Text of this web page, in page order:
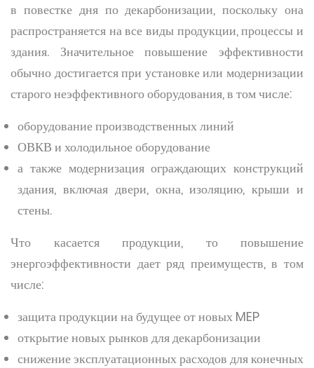
в повестке дня по декарбонизации, поскольку она
распространяется на все виды продукции, процессы и
здания. Значительное повышение эффективности
обычно достигается при установке или модернизации
старого неэффективного оборудования, в том числе:
оборудование производственных линий
ОВКВ и холодильное оборудование
а также модернизация ограждающих конструкций
здания, включая двери, окна, изоляцию, крыши и
стены.
Что касается продукции, то повышение
энергоэффективности дает ряд преимуществ, в том
числе:
защита продукции на будущее от новых MEP
открытие новых рынков для декарбонизации
снижение эксплуатационных расходов для конечных